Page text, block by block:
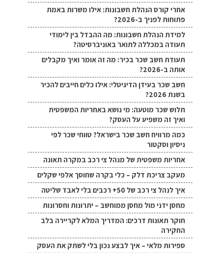
אחרי קורס הנהלת חשבונות: אילו משרות באמת
פתוחות לפניך ב-2026?
למידת הנהלת חשבונות: מה ההבדל בין לימודי
תעודה במכללה לתואר באוניברסיטה?
תעודת חשב שכר בכיר: מה זה אומר ואיך מקבלים
אותה ב-2026?
חשב שכר בעידן הדיגיטלי: אילו כלים חייבים להכיר
בשנת 2026?
תלוש שכר מוטעה: מי נושא באחריות המשפטית
ואיך זה משפיע על העסק?
כמה מרוויח חשב שכר בישראל? טווחי שכר לפי
ניסיון וסקטור
אחריות משפטית של מנהל צי רכב במקרה תאונה
מעקב צריכת דלק – כלי בקרה שחוסך אלפי שקלים
איך לנהל צי רכב של 50+ רכבים בלי לאבד שליטה
מחסן ידני מול מחסן ממוחשב – יתרונות וחסרונות
חוקר תאונות דרכים: המדריך המלא לקריירה בלב
החקירה
ספירות מלאי – איך לבצע נכון בלי לשתק את העסק